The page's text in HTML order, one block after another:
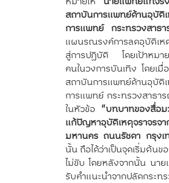
สถาบันการแพทย์ด้านอุบั
การแพทย์ กระทรวงสาธ
แผนรณรงค์การลดอุบัติเห
สู่การปฏิบัติ โดยเป้าหมา
คนในวงการบันเทิง โดย
สถาบันการแพทย์ด้านอุบั
การแพทย์ กระทรวงสาธา
ในหัวข้อ “บทบาทของสื่อม
แก้ปัญหาอุบัติเหตุจราจร
มหานคร ถนนรัชดา กรุงเ
นั้น ถือได้ว่าเป็นจุดเริ่มต้นข
ไม่ขับ โดยหลังจากนั้น นา
รับคำแนะนำจากปลัดกระ